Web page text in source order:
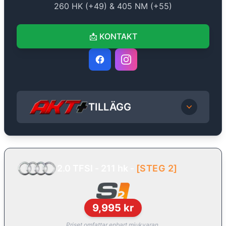
260 HK (+49) & 405 NM (+55)
📩 KONTAKT
TILLÄGG
[STEG 2]
9,995 kr